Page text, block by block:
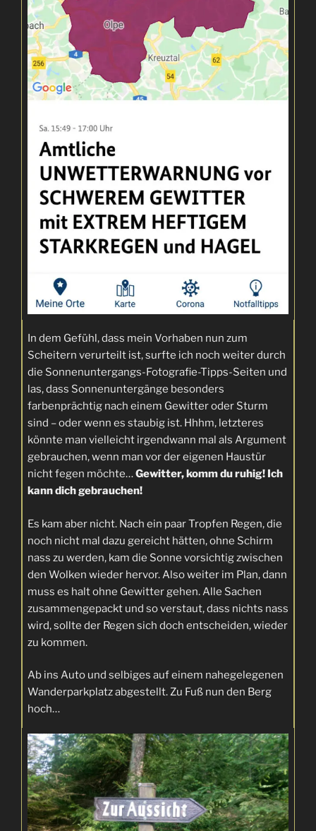
In dem Gefühl, dass mein Vorhaben nun zum
Scheitern verurteilt ist, surfte ich noch weiter durch
die Sonnenuntergangs-Fotografie-Tipps-Seiten und
las, dass Sonnenuntergänge besonders
farbenprächtig nach einem Gewitter oder Sturm
sind – oder wenn es staubig ist. Hhhm, letzteres
könnte man vielleicht irgendwann mal als Argument
gebrauchen, wenn man vor der eigenen Haustür
nicht fegen möchte…Gewitter, komm du ruhig! Ich
kann dich gebrauchen!
Es kam aber nicht. Nach ein paar Tropfen Regen, die
noch nicht mal dazu gereicht hätten, ohne Schirm
nass zu werden, kam die Sonne vorsichtig zwischen
den Wolken wieder hervor. Also weiter im Plan, dann
muss es halt ohne Gewitter gehen. Alle Sachen
zusammengepackt und so verstaut, dass nichts nass
wird, sollte der Regen sich doch entscheiden, wieder
zu kommen.
Ab ins Auto und selbiges auf einem nahegelegenen
Wanderparkplatz abgestellt. Zu Fuß nun den Berg
hoch…